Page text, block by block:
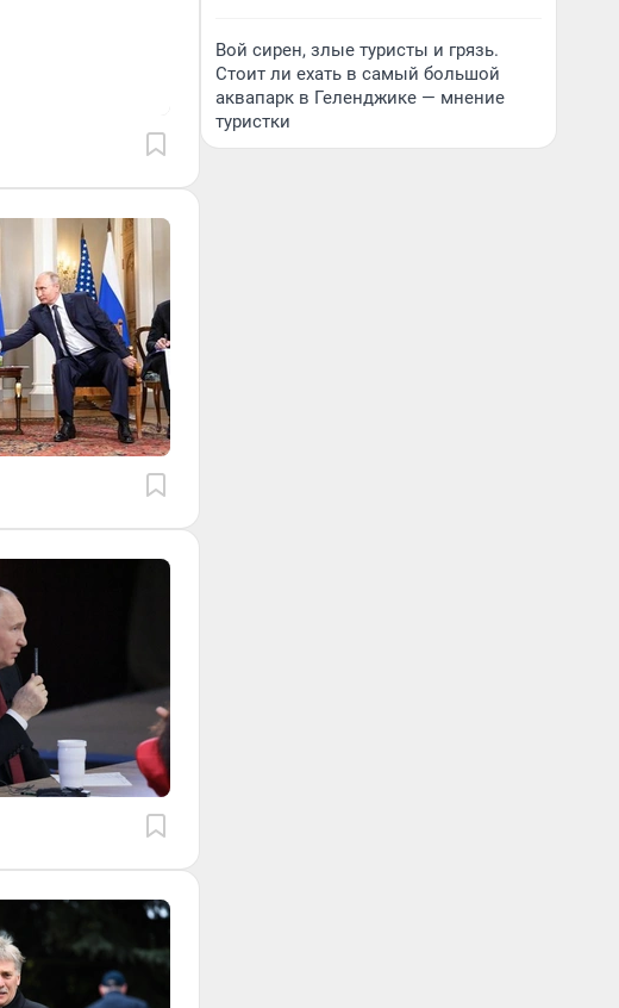
Вой сирен, злые туристы и грязь.
Стоит ли ехать в самый большой
аквапарк в Геленджике — мнение
туристки